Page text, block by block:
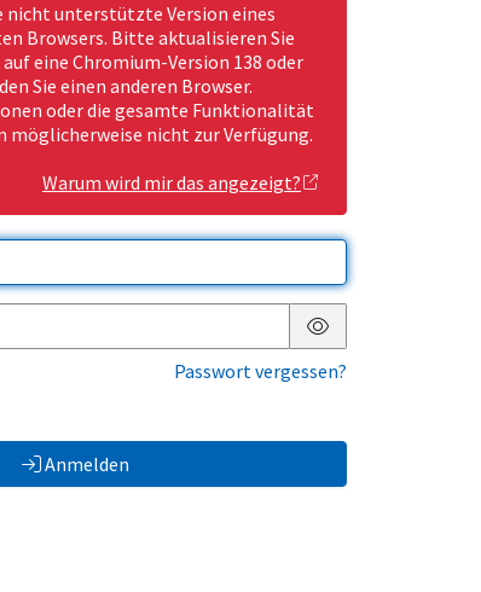
nicht unterstützte Version eines
Browsers. Bitte aktualisieren Sie
eine Chromium-Version 138 oder
Sie einen anderen Browser.
oder die gesamte Funktionalität
möglicherweise nicht zur Verfügung.
Warum wird mir das angezeigt?
Passwort anzeigen
Passwort vergessen?
Anmelden